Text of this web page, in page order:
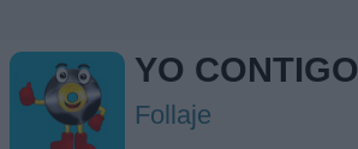
YO CONTIGO
Follaje